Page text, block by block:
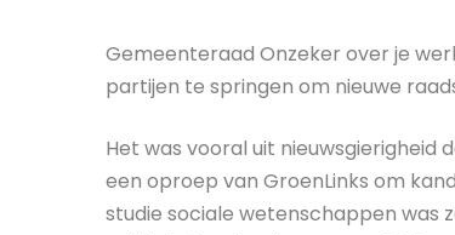
Gemeenteraad Onzeker over je
partijen te springen om nieuwe
Het was vooral uit nieuwsgierigheid
een oproep van GroenLinks om
studie sociale wetenschappen was